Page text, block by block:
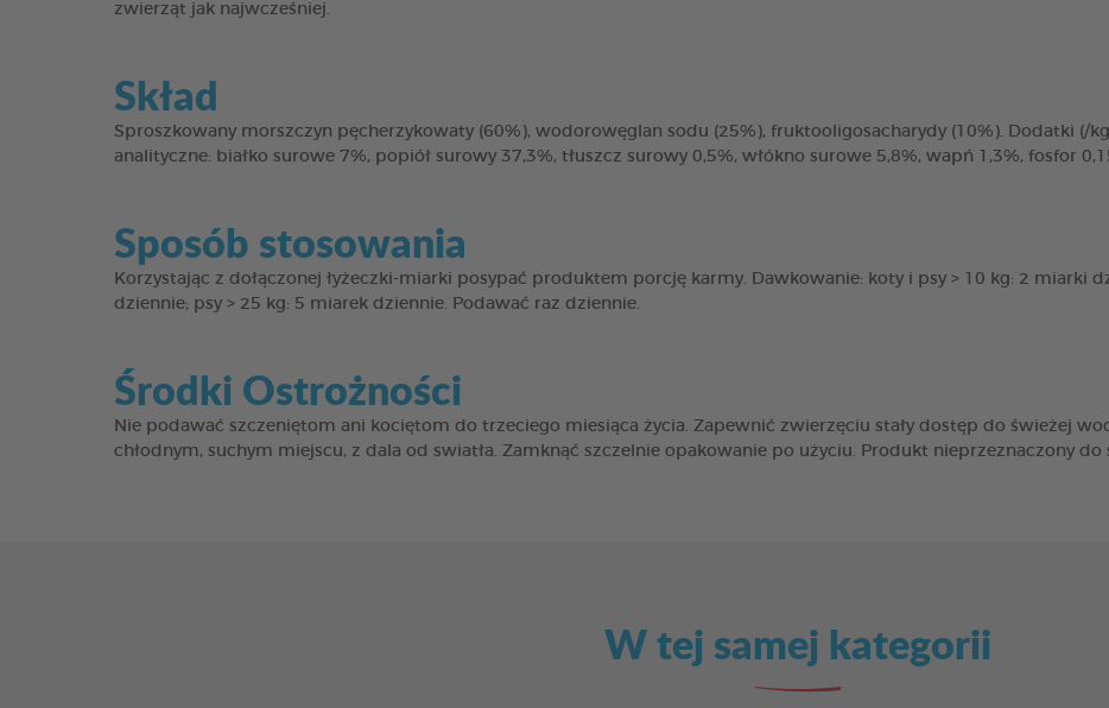
zwierząt jak najwcześniej.
Skład
Sproszkowany morszczyn pęcherzykowaty (60%), wodorowęglan sodu (25%), fruktooligosacharydy (10%). Dodatki (/
analityczne: białko surowe 7%, popiół surowy 37,3%, tłuszcz surowy 0,5%, włókno surowe 5,8%, wapń 1,3%, fosfor
Sposób stosowania
Korzystając z dołączonej łyżeczki-miarki posypać produktem porcję karmy. Dawkowanie: koty i psy > 10 kg: 2 miarki
dziennie; psy > 25 kg: 5 miarek dziennie. Podawać raz dziennie.
Środki Ostrożności
Nie podawać szczeniętom ani kociętom do trzeciego miesiąca życia. Zapewnić zwierzęciu stały dostęp do świeżej
chłodnym, suchym miejscu, z dala od swiatła. Zamknąć szczelnie opakowanie po użyciu. Produkt nieprzeznaczony
W tej samej kategorii